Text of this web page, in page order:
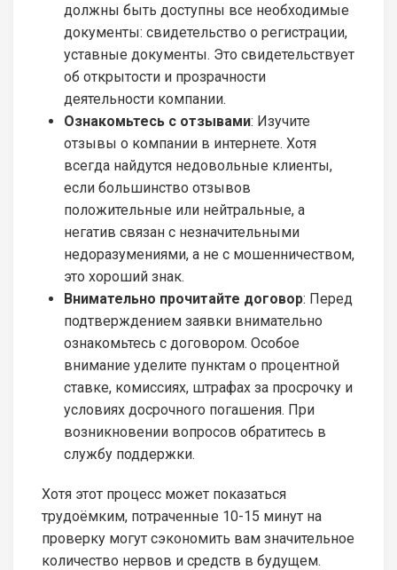
должны быть доступны все необходимые
документы: свидетельство о регистрации,
уставные документы. Это свидетельствует
об открытости и прозрачности
деятельности компании.
Ознакомьтесь с отзывами: Изучите
отзывы о компании в интернете. Хотя
всегда найдутся недовольные клиенты,
если большинство отзывов
положительные или нейтральные, а
негатив связан с незначительными
недоразумениями, а не с мошенничеством,
это хороший знак.
Внимательно прочитайте договор: Перед
подтверждением заявки внимательно
ознакомьтесь с договором. Особое
внимание уделите пунктам о процентной
ставке, комиссиях, штрафах за просрочку и
условиях досрочного погашения. При
возникновении вопросов обратитесь в
службу поддержки.
Хотя этот процесс может показаться
трудоёмким, потраченные 10-15 минут на
проверку могут сэкономить вам значительное
количество нервов и средств в будущем.